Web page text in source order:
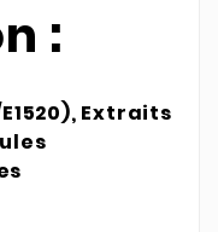
:
Extraits